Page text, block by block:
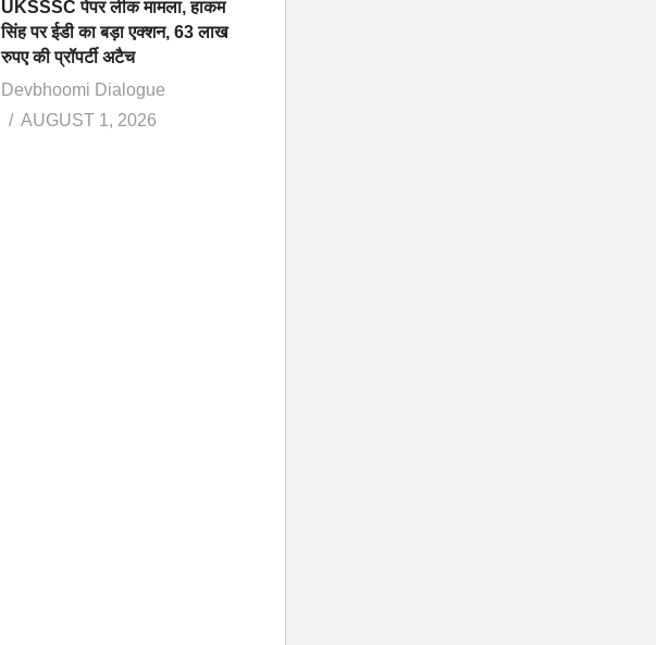
UKSSSC पेपर लीक मामला, हाकम
सिंह पर ईडी का बड़ा एक्शन, 63 लाख
रुपए की प्रॉपर्टी अटैच
Devbhoomi Dialogue
AUGUST 1, 2026